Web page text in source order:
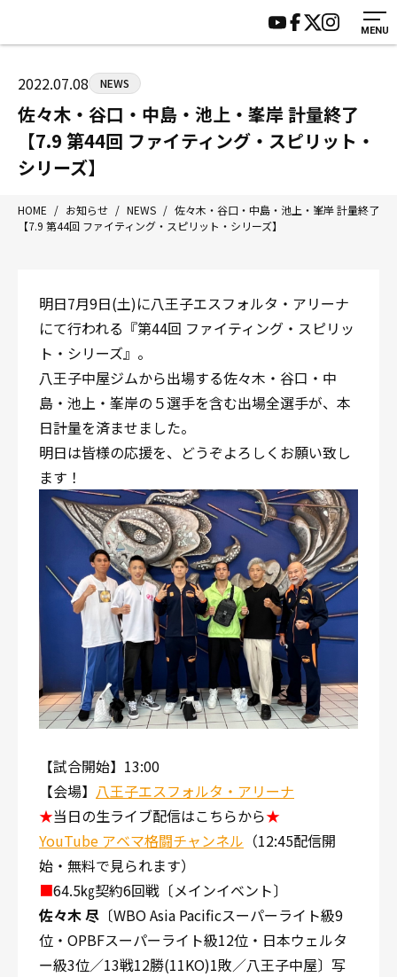
MENU
〒192-0072 東京都八王子市南町3-8 第2原嶋ビル1F
Tel/Fax：042-622-7222
営業時間：月〜土 14:00〜22:00 / 日・祝 14:00〜19:00
HOME
ジムについて
トレーニング
アマ・スパー各大会・キッズ
選手・スタッフ
見学・1日体験
施設紹介
会員様の声
よくあるご質問
お問い合わせ
2022.07.08 NEWS
佐々木・谷口・中島・池上・峯岸 計量終了
【7.9 第44回 ファイティング・スピリット・
シリーズ】
HOME / お知らせ / NEWS / 佐々木・谷口・中島・池上・峯岸 計量終了
【7.9 第44回 ファイティング・スピリット・シリーズ】
明日7月9日(土)に八王子エスフォルタ・アリーナ
にて行われる『第44回 ファイティング・スピリッ
ト・シリーズ』。
八王子中屋ジムから出場する佐々木・谷口・中
島・池上・峯岸の５選手を含む出場全選手が、本
日計量を済ませました。
明日は皆様の応援を、どうぞよろしくお願い致し
ます！
【試合開始】13:00
【会場】 八王子エスフォルタ・アリーナ
★当日の生ライブ配信はこちらから★
YouTube アベマ格闘チャンネル （12:45配信開
始・無料で見られます）
■64.5㎏契約6回戦〔メインイベント〕
佐々木 尽 〔WBO Asia Pacificスーパーライト級9
位・OPBFスーパーライト級12位・日本ウェルタ
ー級3位／13戦12勝(11KO)1敗／八王子中屋〕写